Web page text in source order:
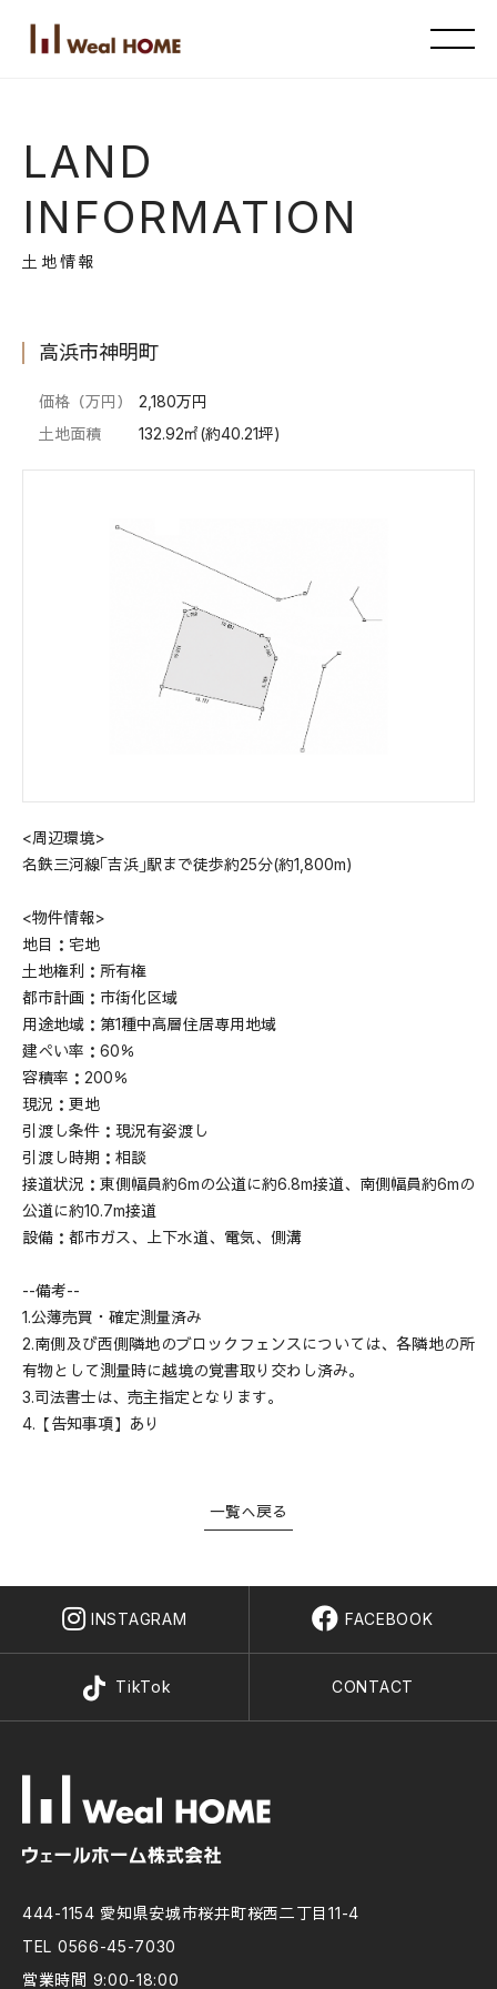
HOME
ABOUT
会社概要
STYLE OF A HOUSE
私たちの家づくり
WORKS
施工事例
LINEUP
商品ラインナップ
REFORM / RENOVATION
リフォーム/リノベーション
LAND INFORMATION
土地情報
CONCEPT SHOWROOM
CONTACT
NEWS EVENT MATERIAL BOOK
RECRUIT
LAND
INFORMATION
土地情報
高浜市神明町
価格（万円）
2,180万円
土地面積
132.92㎡(約40.21坪)
<周辺環境>
名鉄三河線｢吉浜｣駅まで徒歩約25分(約1,800m)
<物件情報>
地目：宅地
土地権利：所有権
都市計画：市街化区域
用途地域：第1種中高層住居専用地域
建ぺい率：60％
容積率：200％
現況：更地
引渡し条件：現況有姿渡し
引渡し時期：相談
接道状況：東側幅員約6mの公道に約6.8m接道、南側幅員約6mの
公道に約10.7m接道
設備：都市ガス、上下水道、電気、側溝
--備考--
1.公薄売買・確定測量済み
2.南側及び西側隣地のブロックフェンスについては、各隣地の所
有物として測量時に越境の覚書取り交わし済み。
3.司法書士は、売主指定となります。
4.【告知事項】あり
一覧へ戻る
444-1154 愛知県安城市桜井町桜西二丁目11-4
TEL 0566-45-7030
営業時間 9:00-18:00
INSTAGRAM FACEBOOK
TikTok CONTACT